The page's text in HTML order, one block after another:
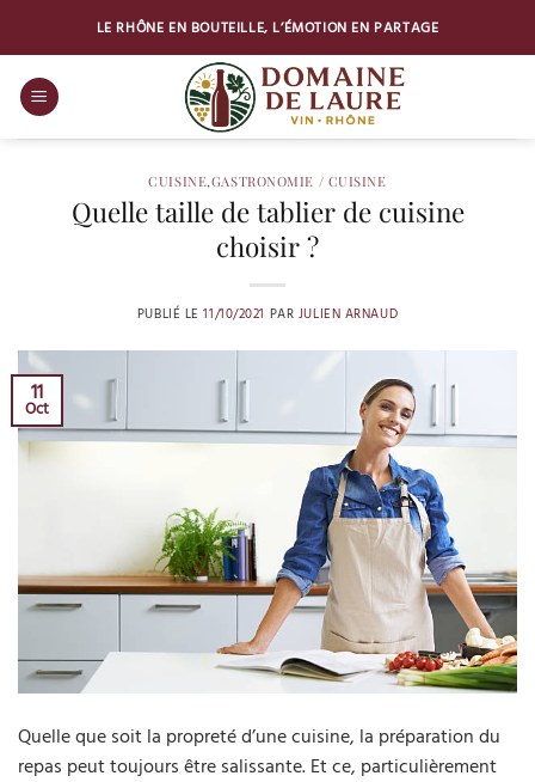
contenu
LE RHÔNE EN BOUTEILLE, L’ÉMOTION EN PARTAGE
CUISINE,GASTRONOMIE / CUISINE
Quelle taille de tablier de cuisine
choisir ?
PUBLIÉ LE11/10/2021 PAR JULIEN ARNAUD
11
Oct
Quelle que soit la propreté d’une cuisine, la préparation du
repas peut toujours être salissante. Et ce, particulièrement